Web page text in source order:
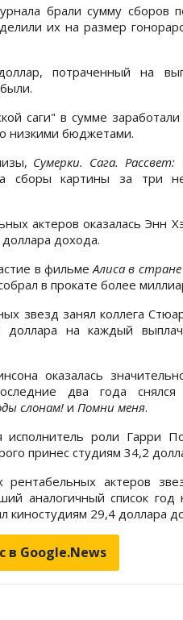
брали сумму сборов
их на размер
потраченный на
саги" в сумме
низкими бюджетами.
Сумерки. Сага.
сборы картины за три
актеров оказалась Энн
дохода.
в фильмеАлиса в стране
в прокате более
звезд занял коллега
на каждый
оказалась
два года снялся
слонам!и Помни меня.
исполнитель роли Гарри
принес студиям 34,2
рентабельных актеров
аналогичный список год
киностудиям 29,4 доллара
в Google.News